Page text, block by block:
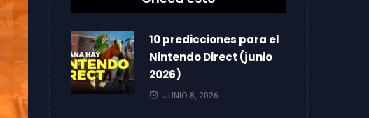
10 predicciones para el
Nintendo Direct (junio
2026)
JUNIO 8, 2026